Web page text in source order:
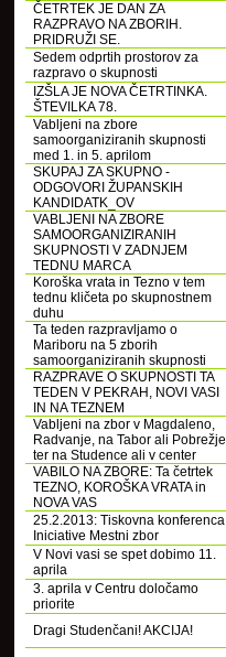
ČETRTEK JE DAN ZA
RAZPRAVO NA ZBORIH.
PRIDRUŽI SE.
Sedem odprtih prostorov za
razpravo o skupnosti
IZŠLA JE NOVA ČETRTINKA.
ŠTEVILKA 78.
Vabljeni na zbore
samoorganiziranih skupnosti
med 1. in 5. aprilom
SKUPAJ ZA SKUPNO -
ODGOVORI ŽUPANSKIH
KANDIDATK_OV
VABLJENI NA ZBORE
SAMOORGANIZIRANIH
SKUPNOSTI V ZADNJEM
TEDNU MARCA
Koroška vrata in Tezno v tem
tednu kličeta po skupnostnem
duhu
Ta teden razpravljamo o
Mariboru na 5 zborih
samoorganiziranih skupnosti
RAZPRAVE O SKUPNOSTI TA
TEDEN V PEKRAH, NOVI VASI
IN NA TEZNEM
Vabljeni na zbor v Magdaleno,
Radvanje, na Tabor ali Pobrežje
ter na Studence ali v center
VABILO NA ZBORE: Ta četrtek
TEZNO, KOROŠKA VRATA in
NOVA VAS
25.2.2013: Tiskovna konferenca
Iniciative Mestni zbor
V Novi vasi se spet dobimo 11.
aprila
3. aprila v Centru določamo
priorite
Dragi Studenčani! AKCIJA!